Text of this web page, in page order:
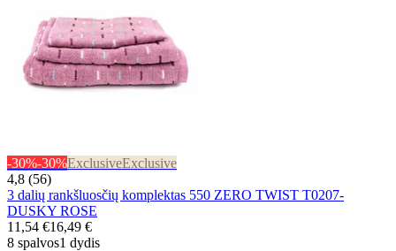
-30%-30%ExclusiveExclusive
4,8 (56)
3 dalių rankšluosčių komplektas 550 ZERO TWIST T0207-
DUSKY ROSE
11,54 €16,49 €
8 spalvos1 dydis